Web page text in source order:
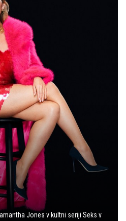
Jones v kultni seriji Seks v